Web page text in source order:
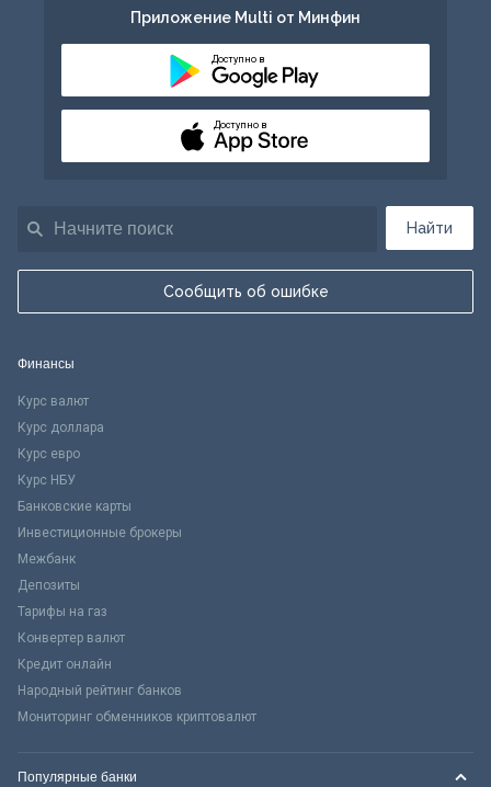
Найти
Сообщить об ошибке
Приложение Multi от Минфин
Доступно в
Доступно в
Финансы
Курс валют
Курс доллара
Курс евро
Курс НБУ
Банковские карты
Инвестиционные брокеры
Межбанк
Депозиты
Тарифы на газ
Конвертер валют
Кредит онлайн
Народный рейтинг банков
Мониторинг обменников криптовалют
Популярные банки